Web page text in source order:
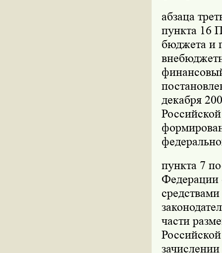
абзаца
пункта 16
бюджета и
декабря
пункта 7
Федерации
части